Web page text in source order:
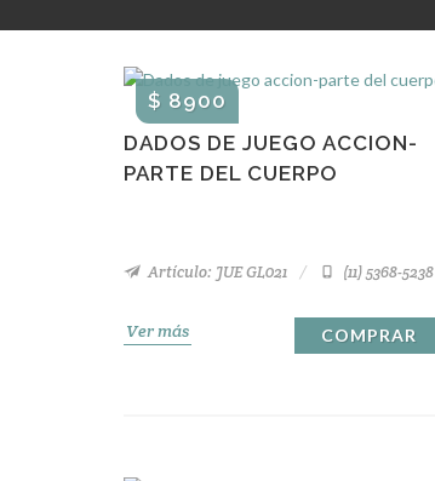
DADOS DE JUEGO ACCION-
PARTE DEL CUERPO
$ 8900
Artículo: JUE GL021 (11) 5368-5238
Ver más COMPRAR